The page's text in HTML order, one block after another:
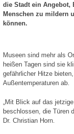
die Stadt ein Angebot,
Menschen zu mildern
können.
Museen sind mehr als
heißen Tagen sind sie
gefährlicher Hitze
Außentemperaturen ab.
„Mit Blick auf das
beschlossen, die Türen
Dr. Christian Horn.